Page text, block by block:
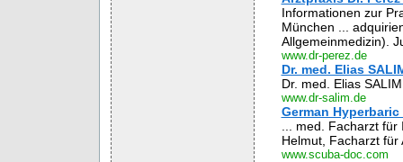
Informationen zur
München ...
Allgemeinmedizin).
www.dr-perez.de
Dr. med. Elias
Dr. med. Elias
www.dr-salim.de
German
... med. Facharzt
Helmut, Facharzt für
www.scuba-doc.com